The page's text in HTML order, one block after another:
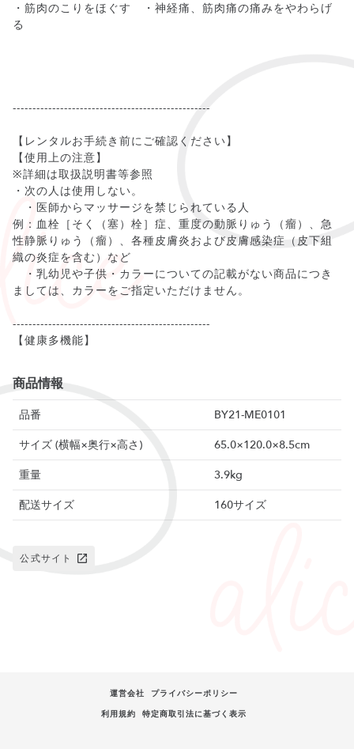
・筋肉のこりをほぐす ・神経痛、筋肉痛の痛みをやわらげ
る
--------------------------------------------------
【レンタルお手続き前にご確認ください】
【使用上の注意】
※詳細は取扱説明書等参照
・次の人は使用しない。
・医師からマッサージを禁じられている人
例：血栓［そく（塞）栓］症、重度の動脈りゅう（瘤）、急
性静脈りゅう（瘤）、各種皮膚炎および皮膚感染症（皮下組
織の炎症を含む）など
・乳幼児や子供・カラーについての記載がない商品につき
ましては、カラーをご指定いただけません。
--------------------------------------------------
商品情報
品番
BY21-ME0101
サイズ (横幅×奥行×高さ)
65.0×120.0×8.5cm
重量
3.9kg
配送サイズ
160サイズ
公式サイト
運営会社
プライバシーポリシー
利用規約
特定商取引法に基づく表示